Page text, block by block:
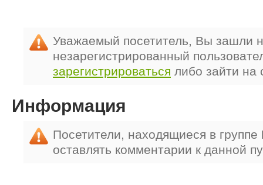
Уважаемый посетитель, Вы зашли
незарегистрированный
зарегистрироваться либо зайти на
Информация
Посетители, находящиеся в группе
оставлять комментарии к данной